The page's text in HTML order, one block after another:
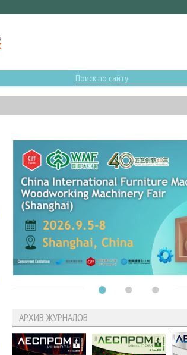
АРХИВ ЖУРНАЛОВ